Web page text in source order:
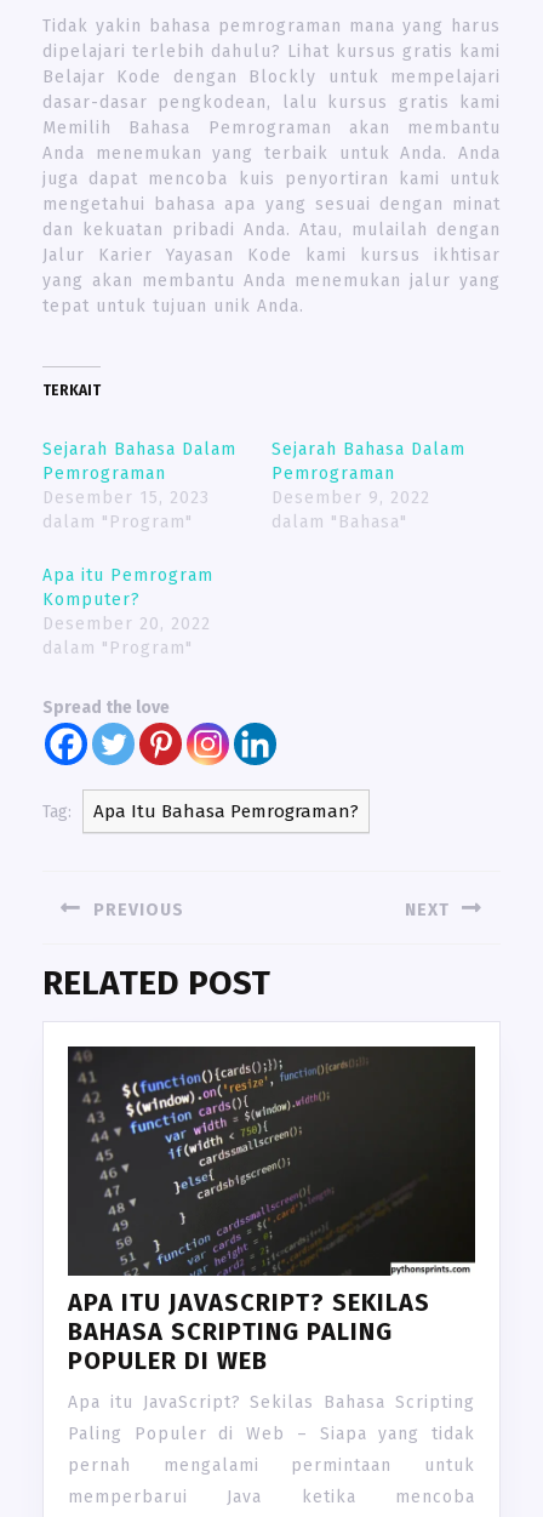
Tidak yakin bahasa pemrograman mana yang harus
dipelajari terlebih dahulu? Lihat kursus gratis kami
Belajar Kode dengan Blockly untuk mempelajari
dasar-dasar pengkodean, lalu kursus gratis kami
Memilih Bahasa Pemrograman akan membantu
Anda menemukan yang terbaik untuk Anda. Anda
juga dapat mencoba kuis penyortiran kami untuk
mengetahui bahasa apa yang sesuai dengan minat
dan kekuatan pribadi Anda. Atau, mulailah dengan
Jalur Karier Yayasan Kode kami kursus ikhtisar
yang akan membantu Anda menemukan jalur yang
tepat untuk tujuan unik Anda.
TERKAIT
Sejarah Bahasa Dalam
Pemrograman
Desember 15, 2023
dalam "Program"
Sejarah Bahasa Dalam
Pemrograman
Desember 9, 2022
dalam "Bahasa"
Apa itu Pemrogram
Komputer?
Desember 20, 2022
dalam "Program"
Spread the love
Tag: Apa Itu Bahasa Pemrograman?
PREVIOUS
post:
NEXT
RELATED POST
APA ITU JAVASCRIPT? SEKILAS
BAHASA SCRIPTING PALING
POPULER DI WEB
Apa itu JavaScript? Sekilas Bahasa Scripting
Paling Populer di Web – Siapa yang tidak
pernah mengalami permintaan untuk
memperbarui Java ketika mencoba